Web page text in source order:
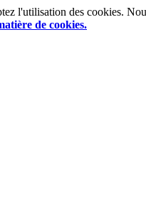
l'utilisation des cookies.
de cookies.